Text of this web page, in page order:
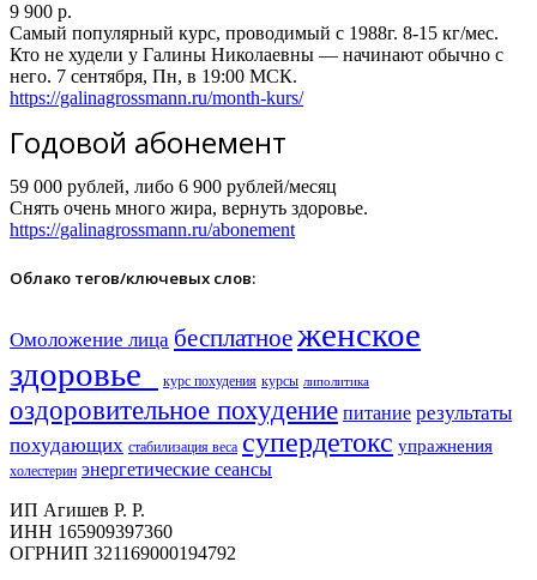
9 900 p.
Самый популярный курс, проводимый с 1988г. 8-15 кг/мес.
Кто не худели у Галины Николаевны — начинают обычно с
него. 7 сентября, Пн, в 19:00 МСК.
https://galinagrossmann.ru/month-kurs/
Годовой абонемент
59 000 рублей, либо 6 900 рублей/месяц
Снять очень много жира, вернуть здоровье.
https://galinagrossmann.ru/abonement
Облако тегов/ключевых слов:
Омоложение лица бесплатноеженское
здоровье​
курс похудения курсы липолитика
оздоровительное похудение питание результаты
похудающих стабилизация веса супердетокс упражнения
холестерин энергетические сеансы
ИП Агишев Р. Р.
ИНН 165909397360
ОГРНИП 321169000194792